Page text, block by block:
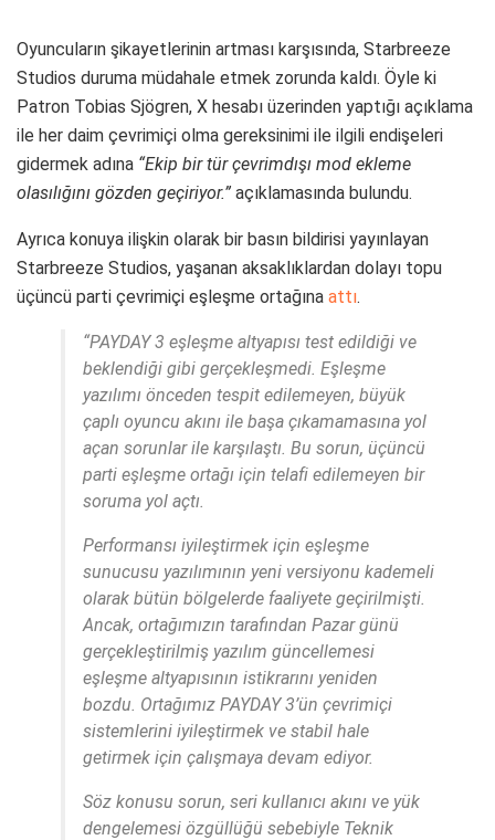
Oyuncuların şikayetlerinin artması karşısında, Starbreeze
Studios duruma müdahale etmek zorunda kaldı. Öyle ki
Patron Tobias Sjögren, X hesabı üzerinden yaptığı açıklama
ile her daim çevrimiçi olma gereksinimi ile ilgili endişeleri
gidermek adına “Ekip bir tür çevrimdışı mod ekleme
olasılığını gözden geçiriyor.” açıklamasında bulundu.
Ayrıca konuya ilişkin olarak bir basın bildirisi yayınlayan
Starbreeze Studios, yaşanan aksaklıklardan dolayı topu
üçüncü parti çevrimiçi eşleşme ortağına attı.
“PAYDAY 3 eşleşme altyapısı test edildiği ve
beklendiği gibi gerçekleşmedi. Eşleşme
yazılımı önceden tespit edilemeyen, büyük
çaplı oyuncu akını ile başa çıkamamasına yol
açan sorunlar ile karşılaştı. Bu sorun, üçüncü
parti eşleşme ortağı için telafi edilemeyen bir
soruma yol açtı.
Performansı iyileştirmek için eşleşme
sunucusu yazılımının yeni versiyonu kademeli
olarak bütün bölgelerde faaliyete geçirilmişti.
Ancak, ortağımızın tarafından Pazar günü
gerçekleştirilmiş yazılım güncellemesi
eşleşme altyapısının istikrarını yeniden
bozdu. Ortağımız PAYDAY 3’ün çevrimiçi
sistemlerini iyileştirmek ve stabil hale
getirmek için çalışmaya devam ediyor.
Söz konusu sorun, seri kullanıcı akını ve yük
dengelemesi özgüllüğü sebebiyle Teknik